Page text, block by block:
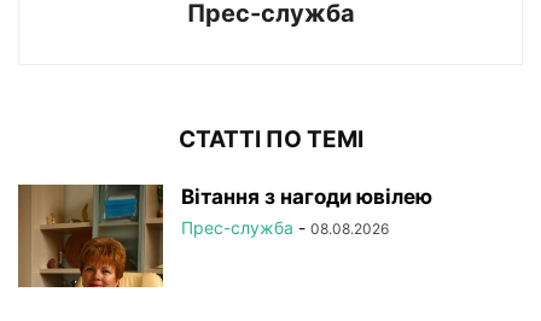
Прес-служба
СТАТТІ ПО ТЕМІ
Вітання з нагоди ювілею
Прес-служба - 08.08.2026